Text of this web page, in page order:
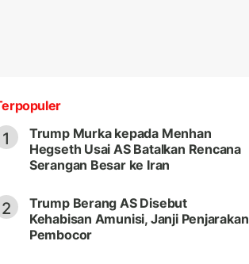
1
Trump Murka kepada Menhan
Hegseth Usai AS Batalkan Rencana
Serangan Besar ke Iran
2
Trump Berang AS Disebut
Kehabisan Amunisi, Janji Penjarakan
Pembocor